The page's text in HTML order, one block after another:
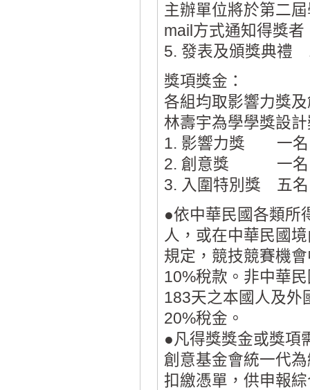
主辦單位將於第二
mail方式通知得獎者
5. 發表及頒獎典禮
獎項獎金：
各組均取影響力獎
林壽宇為學學獎設
1. 影響力獎 一名
2. 創意獎 一名：
3. 入圍特別獎 五
●依中華民國各類所
人，或在中華民國
規定，競技競賽機
10%稅款。非中華
183天之本國人及外
20%稅金。
●凡得獎獎金或獎項
創意基金會統一代
扣繳憑單，供申報